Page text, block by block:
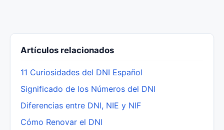
Artículos relacionados
11 Curiosidades del DNI Español
Significado de los Números del DNI
Diferencias entre DNI, NIE y NIF
Cómo Renovar el DNI